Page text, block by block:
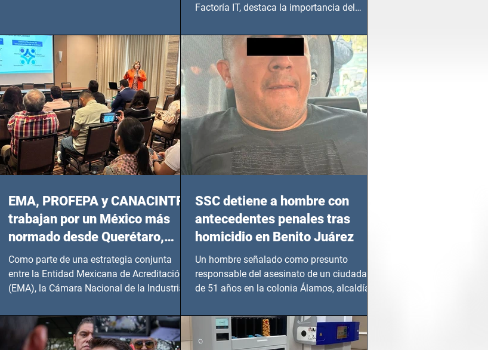
del 14 de agosto al 25 de septiembre, a las
20:00 horas.
Factoría IT, destaca la importancia del
EMA, PROFEPA y CANACINTRA
trabajan por un México más
normado desde Querétaro,
Hidalgo y BCS
Como parte de una estrategia conjunta
entre la Entidad Mexicana de Acreditación
(EMA), la Cámara Nacional de la Industria
SSC detiene a hombre con
antecedentes penales tras
homicidio en Benito Juárez
Un hombre señalado como presunto
responsable del asesinato de un ciudadano
de 51 años en la colonia Álamos, alcaldía